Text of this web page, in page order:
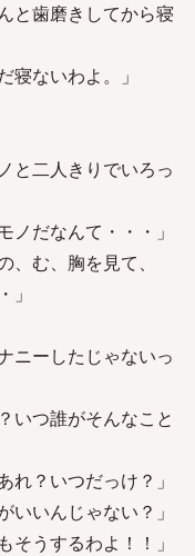
と歯磨きしてから寝
寝ないわよ。」
と二人きりでいろっ
ノだなんて・・・」
む、胸を見て、
」
ニーしたじゃないっ
いつ誰がそんなこと
れ？いつだっけ？」
いいんじゃない？」
そうするわよ！！」